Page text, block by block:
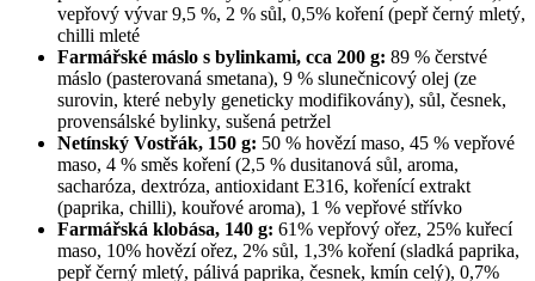
vepřový vývar 9,5 %, 2 % sůl, 0,5% koření (pepř černý mletý,
chilli mleté
Farmářské máslo s bylinkami, cca 200 g: 89 % čerstvé
máslo (pasterovaná smetana), 9 % slunečnicový olej (ze
surovin, které nebyly geneticky modifikovány), sůl, česnek,
provensálské bylinky, sušená petržel
Netínský Vostřák, 150 g: 50 % hovězí maso, 45 % vepřové
maso, 4 % směs koření (2,5 % dusitanová sůl, aroma,
sacharóza, dextróza, antioxidant E316, kořenící extrakt
(paprika, chilli), kouřové aroma), 1 % vepřové střívko
Farmářská klobása, 140 g: 61% vepřový ořez, 25% kuřecí
maso, 10% hovězí ořez, 2% sůl, 1,3% koření (sladká paprika,
pepř černý mletý, pálivá paprika, česnek, kmín celý), 0,7%